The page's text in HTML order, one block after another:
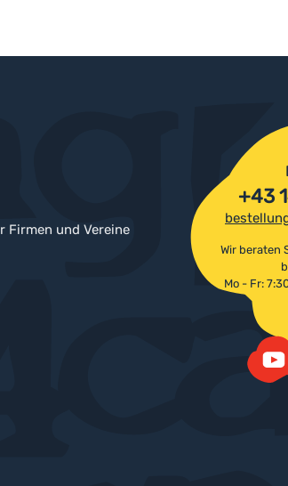
Firmen und Vereine
+43
Wir beraten
Mo - Fr: